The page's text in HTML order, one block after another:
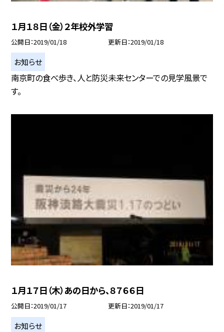
１月１８日（金）２年校外学習
公開日 2019/01/18 更新日 2019/01/18
お知らせ
南京町の食べ歩き、人と防災未来センターでの見学風景で
す。
１月１７日（木）あの日から、８７６６日
公開日 2019/01/17 更新日 2019/01/17
お知らせ